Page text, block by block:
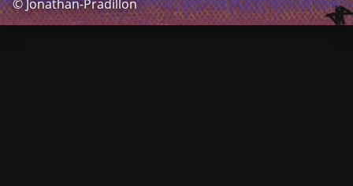
© Jonathan-Pradillon